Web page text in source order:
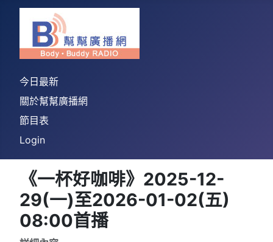
今日最新
關於幫幫廣播網
節目表
Login
《一杯好咖啡》2025-12-
29(一)至2026-01-02(五)
08:00首播